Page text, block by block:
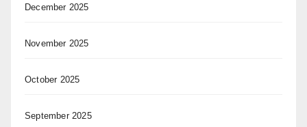
December 2025
November 2025
October 2025
September 2025